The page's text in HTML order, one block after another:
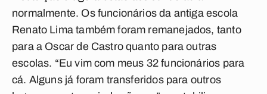
normalmente. Os funcionários da antiga escola
Renato Lima também foram remanejados, tanto
para a Oscar de Castro quanto para outras
escolas. “Eu vim com meus 32 funcionários para
cá. Alguns já foram transferidos para outros